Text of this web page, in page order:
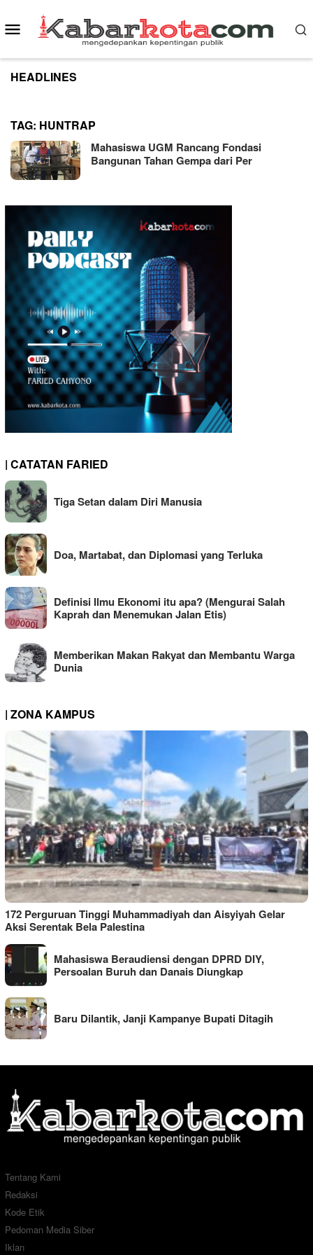
to
content
Mobile
Menu
HEADLINES
TAG: HUNTRAP
Mahasiswa UGM Rancang Fondasi
Bangunan Tahan Gempa dari Per
| CATATAN FARIED
Tiga Setan dalam Diri Manusia
Doa, Martabat, dan Diplomasi yang Terluka
Definisi Ilmu Ekonomi itu apa? (Mengurai Salah
Kaprah dan Menemukan Jalan Etis)
Memberikan Makan Rakyat dan Membantu Warga
Dunia
| ZONA KAMPUS
172 Perguruan Tinggi Muhammadiyah dan Aisyiyah Gelar
Aksi Serentak Bela Palestina
Mahasiswa Beraudiensi dengan DPRD DIY,
Persoalan Buruh dan Danais Diungkap
Baru Dilantik, Janji Kampanye Bupati Ditagih
Tentang Kami
Redaksi
Kode Etik
Pedoman Media Siber
Iklan